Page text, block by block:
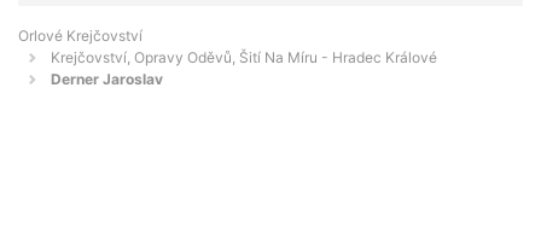
Orlové Krejčovství
Krejčovství, Opravy Oděvů, Šití Na Míru - Hradec Králové
Derner Jaroslav